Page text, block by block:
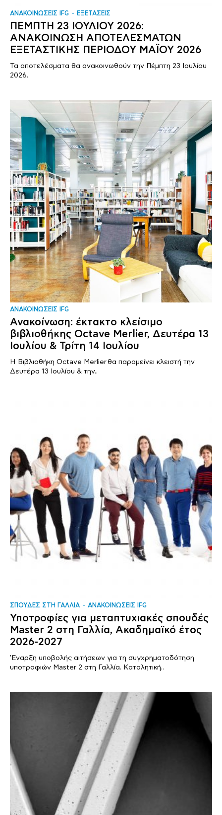
ΑΝΑΚΟΙΝΩΣΕΙΣ IFG ΕΞΕΤΑΣΕΙΣ
ΠΕΜΠΤΗ 23 ΙΟΥΛΙΟΥ 2026:
ΑΝΑΚΟΙΝΩΣΗ ΑΠΟΤΕΛΕΣΜΑΤΩΝ
ΕΞΕΤΑΣΤΙΚΗΣ ΠΕΡΙΟΔΟΥ ΜΑΪΟΥ 2026
Τα αποτελέσματα θα ανακοινωθούν την Πέμπτη 23 Ιουλίου
2026.
ΑΝΑΚΟΙΝΩΣΕΙΣ IFG
Ανακοίνωση: έκτακτο κλείσιμο
βιβλιοθήκης Octave Merlier, Δευτέρα 13
Ιουλίου & Τρίτη 14 Ιουλίου
Η Βιβλιοθήκη Octave Merlier θα παραμείνει κλειστή την
Δευτέρα 13 Ιουλίου & την..
ΣΠΟΥΔΕΣ ΣΤΗ ΓΑΛΛΙΑ ΑΝΑΚΟΙΝΩΣΕΙΣ IFG
Υποτροφίες για μεταπτυχιακές σπουδές
Master 2 στη Γαλλία, Ακαδημαϊκό έτος
2026-2027
'Εναρξη υποβολής αιτήσεων για τη συγχρηματοδότηση
υποτροφιών Master 2 στη Γαλλία. Καταλητική..